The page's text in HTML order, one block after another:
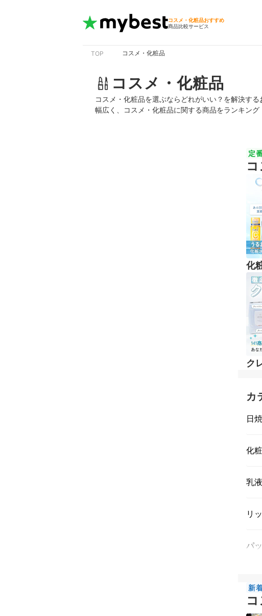
コスメ・化粧品おすすめ
商品比較サービス
TOP コスメ・化粧品
コスメ・化粧品
コスメ・化粧品を選ぶならどれがいい？を解決す
幅広く、コスメ・化粧品に関する商品をランキン
定
化
ク
カ
日
化
乳液
リ
パ
新